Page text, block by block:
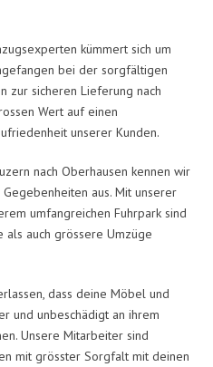
kümmert sich um
bei der sorgfältigen
zur sicheren Lieferung nach
Wert auf einen
unserer Kunden.
nach Oberhausen kennen wir
aus. Mit unserer
umfangreichen Fuhrpark sind
auch grössere Umzüge
dass deine Möbel und
und unbeschädigt an ihrem
Unsere Mitarbeiter sind
mit grösster Sorgfalt mit deinen